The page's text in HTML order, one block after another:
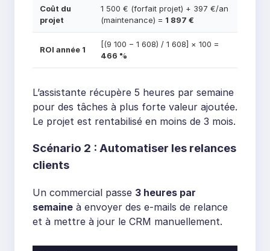
Coût du
projet
1 500 € (forfait projet) + 397 €/an
(maintenance) = 1 897 €
ROI année 1
[(9 100 − 1 608) / 1 608] × 100 =
466 %
L’assistante récupère 5 heures par semaine
pour des tâches à plus forte valeur ajoutée.
Le projet est rentabilisé en moins de 3 mois.
Scénario 2 : Automatiser les relances
clients
Un commercial passe 3 heures par
semaine à envoyer des e-mails de relance
et à mettre à jour le CRM manuellement.